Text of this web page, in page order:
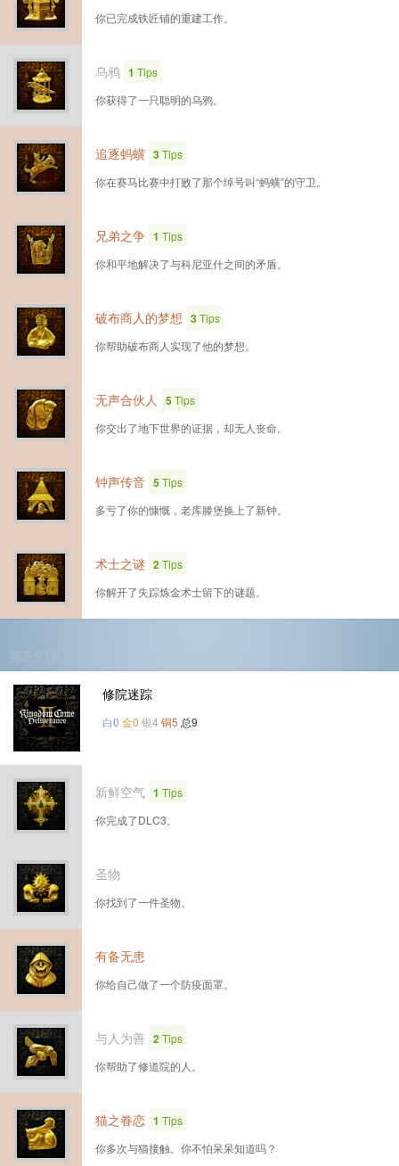
你已完成铁匠铺的重建工作。
乌鸦 1 Tips
你获得了一只聪明的乌鸦。
追逐蚂蟥 3Tips
你在赛马比赛中打败了那个绰号叫“蚂蟥”的守卫。
兄弟之争 1 Tips
你和平地解决了与科尼亚什之间的矛盾。
破布商人的梦想 3Tips
你帮助破布商人实现了他的梦想。
无声合伙人 5Tips
你交出了地下世界的证据，却无人丧命。
钟声传音 5Tips
多亏了你的慷慨，老库滕堡换上了新钟。
术士之谜 2Tips
你解开了失踪炼金术士留下的谜题。
第5个DLC
修院迷踪
白0 金0 银4 铜5 总9
新鲜空气 1 Tips
你完成了DLC3。
圣物
你找到了一件圣物。
有备无患
你给自己做了一个防疫面罩。
与人为善 2Tips
你帮助了修道院的人。
猫之眷恋 1 Tips
你多次与猫接触。你不怕呆呆知道吗？